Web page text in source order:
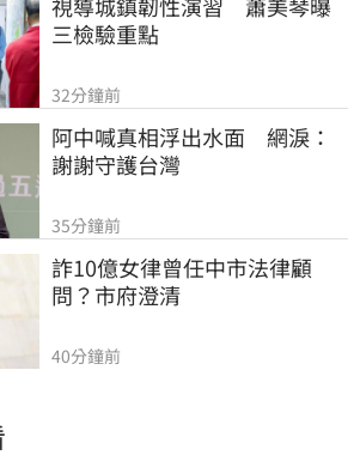
視導城鎮韌性演習　蕭美琴曝
三檢驗重點
32分鐘前
阿中喊真相浮出水面　網淚：
謝謝守護台灣
35分鐘前
詐10億女律曾任中市法律顧
問？市府澄清
40分鐘前